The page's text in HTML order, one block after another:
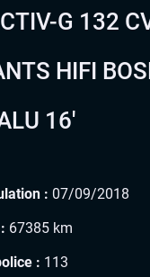
G 132
HIFI
16′
: 07/09/2018
67385 km
: 113